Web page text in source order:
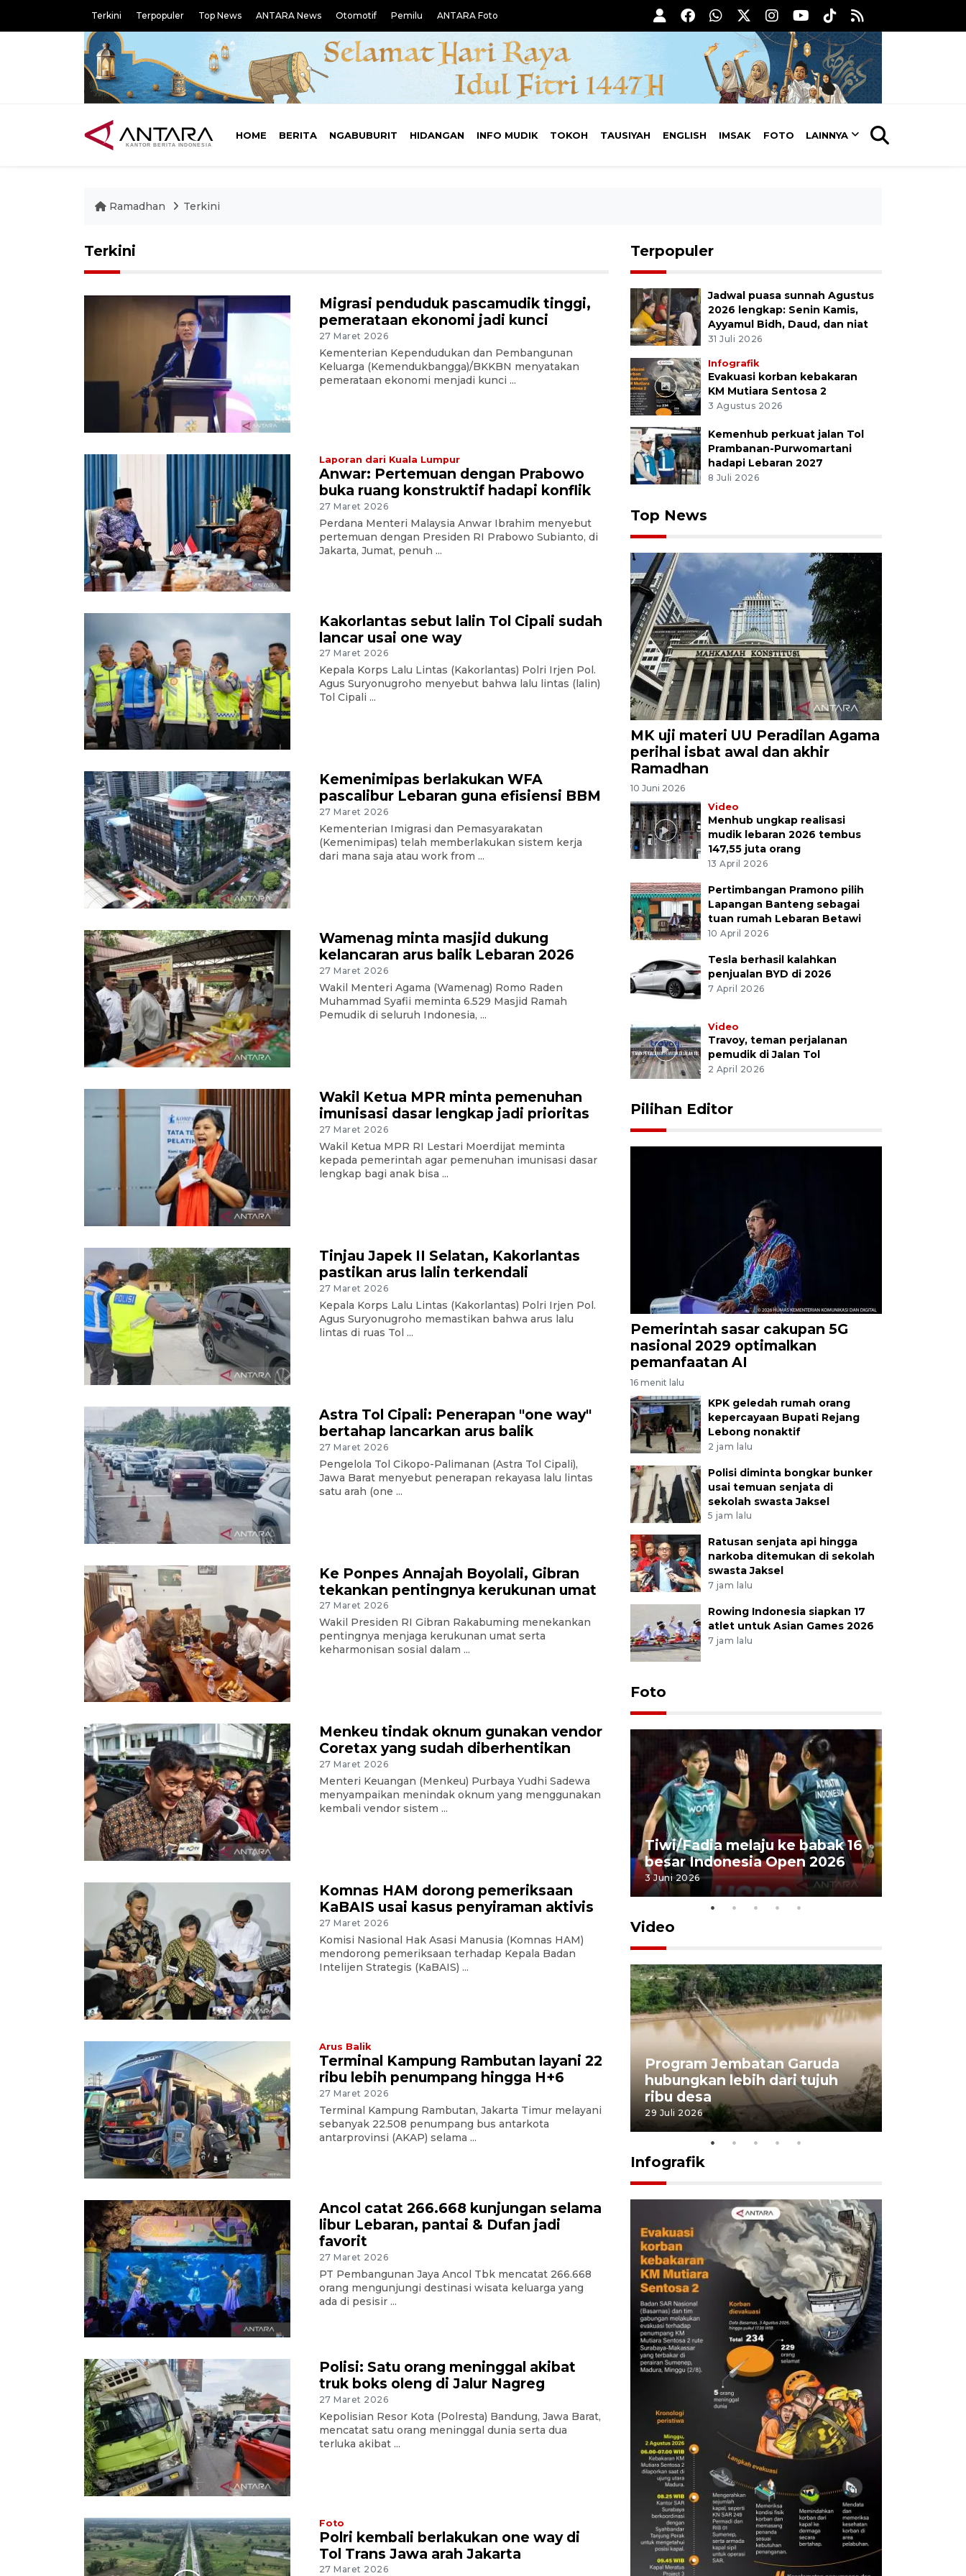
Terkini Terpopuler Top News ANTARA News Otomotif Pemilu ANTARA Foto
HOME BERITA NGABUBURIT HIDANGAN INFO MUDIK TOKOH TAUSIYAH ENGLISH IMSAK FOTO LAINNYA
Ramadhan Terkini
Terkini
Migrasi penduduk pascamudik tinggi,
pemerataan ekonomi jadi kunci
27 Maret 2026
Kementerian Kependudukan dan Pembangunan
Keluarga (Kemendukbangga)/BKKBN menyatakan
pemerataan ekonomi menjadi kunci ...
Laporan dari Kuala Lumpur
Anwar: Pertemuan dengan Prabowo
buka ruang konstruktif hadapi konflik
27 Maret 2026
Perdana Menteri Malaysia Anwar Ibrahim menyebut
pertemuan dengan Presiden RI Prabowo Subianto, di
Jakarta, Jumat, penuh ...
Kakorlantas sebut lalin Tol Cipali sudah
lancar usai one way
27 Maret 2026
Kepala Korps Lalu Lintas (Kakorlantas) Polri Irjen Pol.
Agus Suryonugroho menyebut bahwa lalu lintas (lalin)
Tol Cipali ...
Kemenimipas berlakukan WFA
pascalibur Lebaran guna efisiensi BBM
27 Maret 2026
Kementerian Imigrasi dan Pemasyarakatan
(Kemenimipas) telah memberlakukan sistem kerja
dari mana saja atau work from ...
Wamenag minta masjid dukung
kelancaran arus balik Lebaran 2026
27 Maret 2026
Wakil Menteri Agama (Wamenag) Romo Raden
Muhammad Syafii meminta 6.529 Masjid Ramah
Pemudik di seluruh Indonesia, ...
Wakil Ketua MPR minta pemenuhan
imunisasi dasar lengkap jadi prioritas
27 Maret 2026
Wakil Ketua MPR RI Lestari Moerdijat meminta
kepada pemerintah agar pemenuhan imunisasi dasar
lengkap bagi anak bisa ...
Tinjau Japek II Selatan, Kakorlantas
pastikan arus lalin terkendali
27 Maret 2026
Kepala Korps Lalu Lintas (Kakorlantas) Polri Irjen Pol.
Agus Suryonugroho memastikan bahwa arus lalu
lintas di ruas Tol ...
Astra Tol Cipali: Penerapan "one way"
bertahap lancarkan arus balik
27 Maret 2026
Pengelola Tol Cikopo-Palimanan (Astra Tol Cipali),
Jawa Barat menyebut penerapan rekayasa lalu lintas
satu arah (one ...
Ke Ponpes Annajah Boyolali, Gibran
tekankan pentingnya kerukunan umat
27 Maret 2026
Wakil Presiden RI Gibran Rakabuming menekankan
pentingnya menjaga kerukunan umat serta
keharmonisan sosial dalam ...
Menkeu tindak oknum gunakan vendor
Coretax yang sudah diberhentikan
27 Maret 2026
Menteri Keuangan (Menkeu) Purbaya Yudhi Sadewa
menyampaikan menindak oknum yang menggunakan
kembali vendor sistem ...
Komnas HAM dorong pemeriksaan
KaBAIS usai kasus penyiraman aktivis
27 Maret 2026
Komisi Nasional Hak Asasi Manusia (Komnas HAM)
mendorong pemeriksaan terhadap Kepala Badan
Intelijen Strategis (KaBAIS) ...
Arus Balik
Terminal Kampung Rambutan layani 22
ribu lebih penumpang hingga H+6
27 Maret 2026
Terminal Kampung Rambutan, Jakarta Timur melayani
sebanyak 22.508 penumpang bus antarkota
antarprovinsi (AKAP) selama ...
Ancol catat 266.668 kunjungan selama
libur Lebaran, pantai & Dufan jadi
favorit
27 Maret 2026
PT Pembangunan Jaya Ancol Tbk mencatat 266.668
orang mengunjungi destinasi wisata keluarga yang
ada di pesisir ...
Polisi: Satu orang meninggal akibat
truk boks oleng di Jalur Nagreg
27 Maret 2026
Kepolisian Resor Kota (Polresta) Bandung, Jawa Barat,
mencatat satu orang meninggal dunia serta dua
terluka akibat ...
Foto
Polri kembali berlakukan one way di
Tol Trans Jawa arah Jakarta
27 Maret 2026
Terpopuler
Jadwal puasa sunnah Agustus
2026 lengkap: Senin Kamis,
Ayyamul Bidh, Daud, dan niat
31 Juli 2026
Infografik
Evakuasi korban kebakaran
KM Mutiara Sentosa 2
3 Agustus 2026
Kemenhub perkuat jalan Tol
Prambanan-Purwomartani
hadapi Lebaran 2027
8 Juli 2026
Top News
MK uji materi UU Peradilan Agama
perihal isbat awal dan akhir
Ramadhan
10 Juni 2026
Video
Menhub ungkap realisasi
mudik lebaran 2026 tembus
147,55 juta orang
13 April 2026
Pertimbangan Pramono pilih
Lapangan Banteng sebagai
tuan rumah Lebaran Betawi
10 April 2026
Tesla berhasil kalahkan
penjualan BYD di 2026
7 April 2026
Video
Travoy, teman perjalanan
pemudik di Jalan Tol
2 April 2026
Pilihan Editor
Pemerintah sasar cakupan 5G
nasional 2029 optimalkan
pemanfaatan AI
16 menit lalu
KPK geledah rumah orang
kepercayaan Bupati Rejang
Lebong nonaktif
2 jam lalu
Polisi diminta bongkar bunker
usai temuan senjata di
sekolah swasta Jaksel
5 jam lalu
Ratusan senjata api hingga
narkoba ditemukan di sekolah
swasta Jaksel
7 jam lalu
Rowing Indonesia siapkan 17
atlet untuk Asian Games 2026
7 jam lalu
Foto
Lebaran Betawi 2026, ajang
Tiwi/Fadia melaju ke babak 16
besar Indonesia Open 2026
3 Juni 2026
Video
Gabung Persebaya, striker
timnas Ramadhan Sananta
9 Juli 2026
Program Jembatan Garuda
hubungkan lebih dari tujuh
ribu desa
29 Juli 2026
Infografik